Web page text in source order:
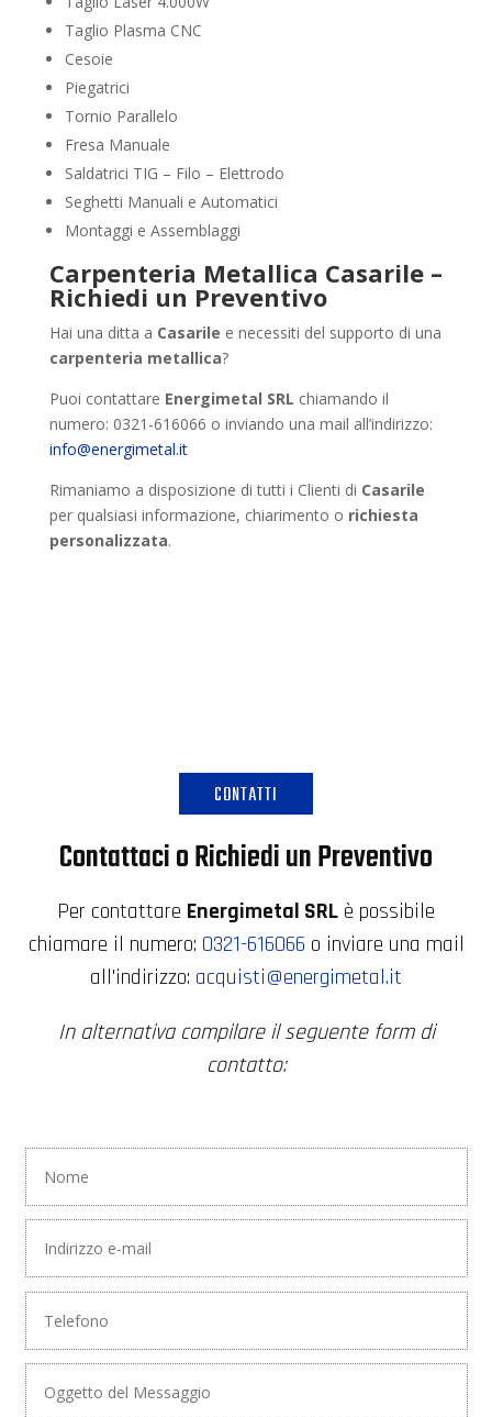
Taglio Plasma CNC
Cesoie
Piegatrici
Tornio Parallelo
Fresa Manuale
Saldatrici TIG – Filo – Elettrodo
Seghetti Manuali e Automatici
Montaggi e Assemblaggi
Carpenteria Metallica Casarile –
Richiedi un Preventivo
Hai una ditta a Casarile e necessiti del supporto di una
carpenteria metallica?
Puoi contattare Energimetal SRL chiamando il
numero: 0321-616066 o inviando una mail all’indirizzo:
info@energimetal.it
Rimaniamo a disposizione di tutti i Clienti di Casarile
per qualsiasi informazione, chiarimento o richiesta
personalizzata.
CONTATTI
Contattaci o Richiedi un Preventivo
Per contattare Energimetal SRL è possibile
chiamare il numero: 0321-616066 o inviare una mail
all'indirizzo: acquisti@energimetal.it
In alternativa compilare il seguente form di
contatto: